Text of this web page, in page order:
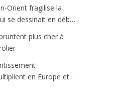
Orient fragilise la
se dessinait en début
plus cher à
en Europe et